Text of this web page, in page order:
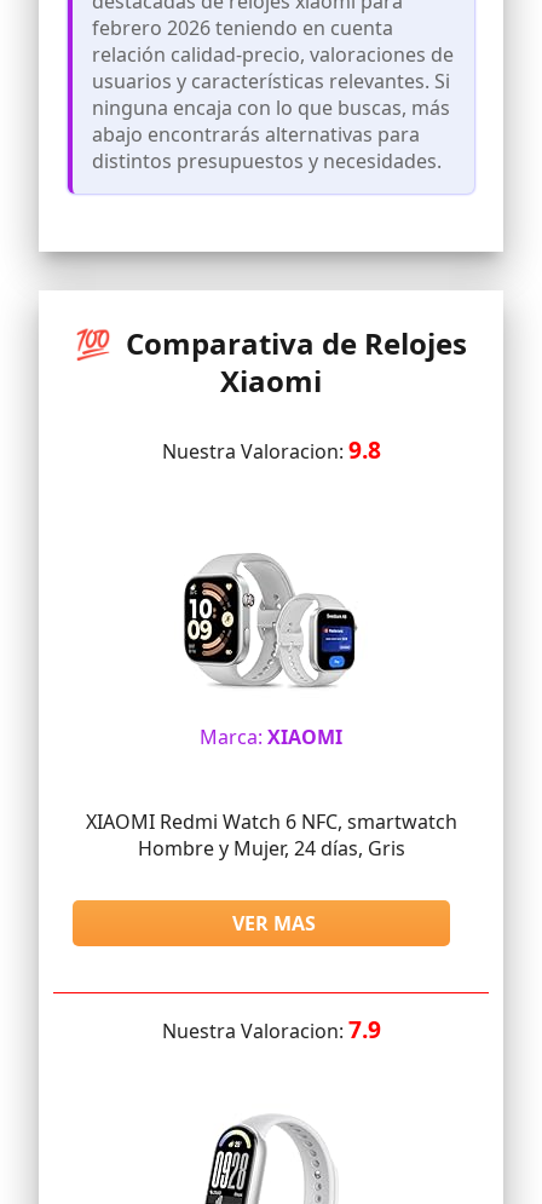
febrero 2026 teniendo en cuenta
relación calidad-precio, valoraciones de
usuarios y características relevantes. Si
ninguna encaja con lo que buscas, más
abajo encontrarás alternativas para
distintos presupuestos y necesidades.
💯 Comparativa de Relojes
Xiaomi
Nuestra Valoracion: 9.8
Marca: XIAOMI
XIAOMI Redmi Watch 6 NFC, smartwatch
Hombre y Mujer, 24 días, Gris
VER MAS
Nuestra Valoracion: 7.9